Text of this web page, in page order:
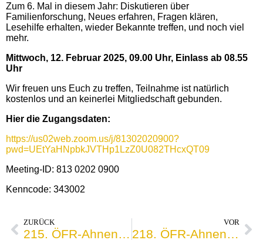
Zum 6. Mal in diesem Jahr: Diskutieren über
Familienforschung, Neues erfahren, Fragen klären,
Lesehilfe erhalten, wieder Bekannte treffen, und noch viel
mehr.
Mittwoch, 12. Februar 2025, 09.00 Uhr, Einlass ab 08.55
Uhr
Wir freuen uns Euch zu treffen, Teilnahme ist natürlich
kostenlos und an keinerlei Mitgliedschaft gebunden.
Hier die Zugangsdaten:
https://us02web.zoom.us/j/81302020900?
pwd=UEtYaHNpbkJVTHp1LzZ0U082THcxQT09
Meeting-ID: 813 0202 0900
Kenncode: 343002
ZURÜCK
215. ÖFR-Ahnenforschungs-Café über Zoom
VOR
218. ÖFR-Ahnenforschungs-Café über Zoom